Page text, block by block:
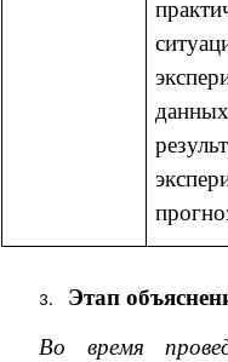
Этап
Во время